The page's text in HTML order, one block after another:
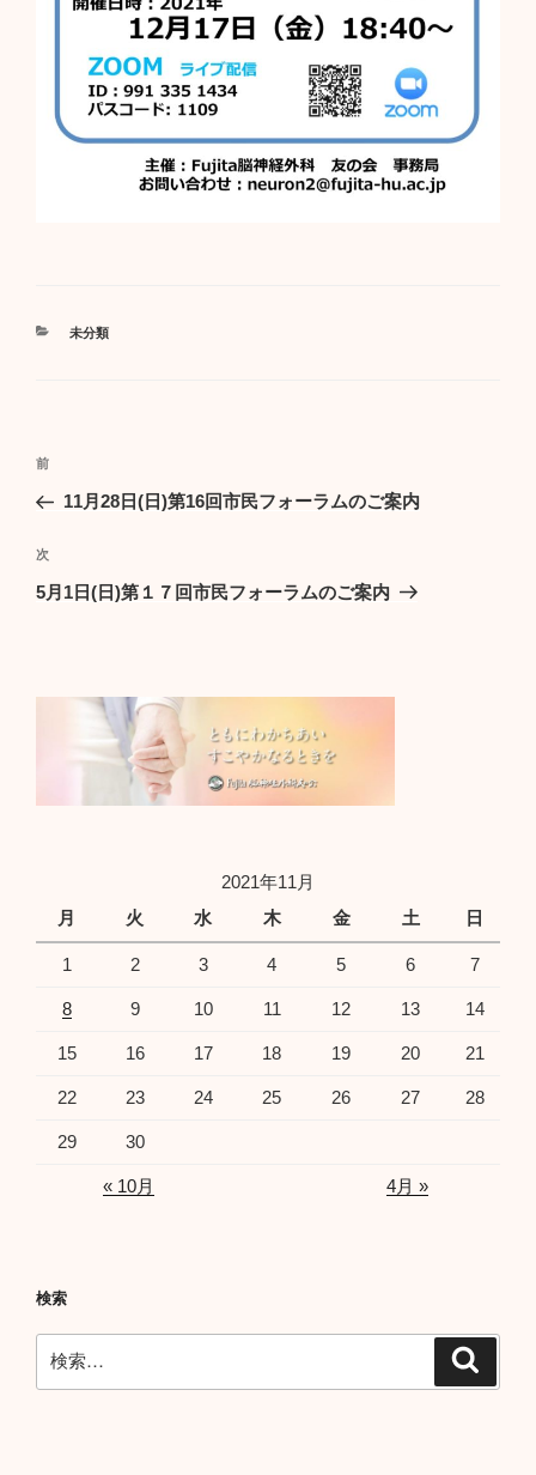
カ
未分類
投
ナ
ビ
ゲ
前
の
稿
前
11月28日(日)第16回市民フォーラムのご案内
次
の
次
5月1日(日)第１７回市民フォーラムのご案内
2021年11月
月
火 水 木 金 土 日
1 2 3 4 5 6 7
8 9 10 11 12 13 14
15 16 17 18 19 20 21
22 23 24 25 26 27 28
29 30
« 10月 4月 »
検索
索: